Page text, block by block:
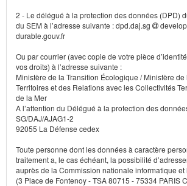
2 - Le délégué à la protection des données (DPD)
du SEM à l’adresse suivante : dpd.daj.sg
durable.gouv.fr
Ou par courrier (avec copie de votre pièce
vos droits) à l’adresse suivante :
Ministère de la Transition Écologique / Ministère
Territoires et des Relations avec les Collectivités
de la Mer
A l’attention du Délégué à la protection des
SG/DAJ/AJAG1-2
92055 La Défense cedex
Toute personne dont les données à caractère
traitement a, le cas échéant, la possibilité
auprès de la Commission nationale informatique et
(3 Place de Fontenoy - TSA 80715 - 75334 PARIS